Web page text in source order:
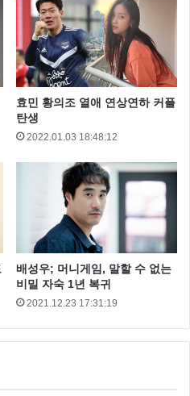
가 시선을 자로 잡습니다.
효민 황의조 열애 연상연하 커플
탄생
2022.01.03 18:48:12
배성우; 머니게임, 말할 수 없는
비밀 자숙 1년 복귀
2021.12.23 17:31:19